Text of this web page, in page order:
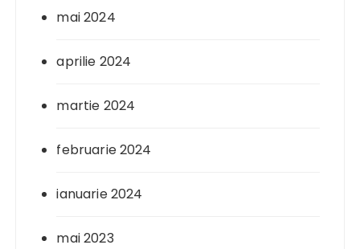
mai 2024
aprilie 2024
martie 2024
februarie 2024
ianuarie 2024
mai 2023